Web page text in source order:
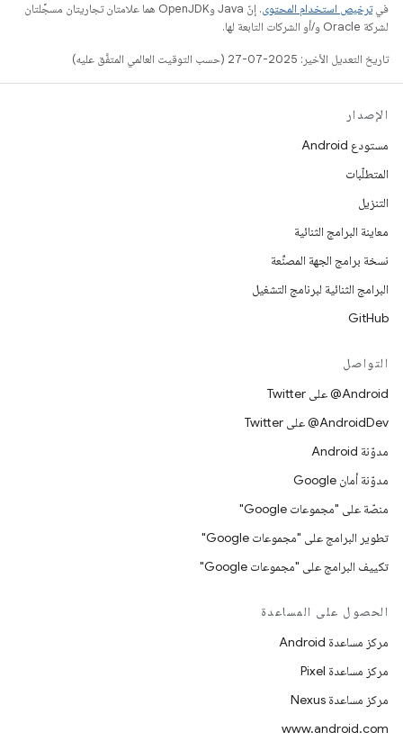
فيترخيص استخدام المحتوى
. إنّ Java وOpenJDK هما علامتان تجاريتان مسجَّلتان
لشركة Oracle و/أو الشركات التابعة لها.
تاريخ التعديل الأخير: 2025-07-27 (حسب التوقيت العالمي المتفَّق عليه)
الإصدار
مستودع Android
المتطلّبات
التنزيل
معاينة البرامج الثنائية
نسخة برامج الجهة المصنِّعة
البرامج الثنائية لبرنامج التشغيل
GitHub
التواصل
‎@Android على Twitter
‎@AndroidDev على Twitter
مدوّنة Android
مدوّنة أمان Google
منصّة على "مجموعات Google"
تطوير البرامج على "مجموعات Google"
تكييف البرامج على "مجموعات Google"
الحصول على المساعدة
مركز مساعدة Android
مركز مساعدة Pixel
مركز مساعدة Nexus
www.android.com